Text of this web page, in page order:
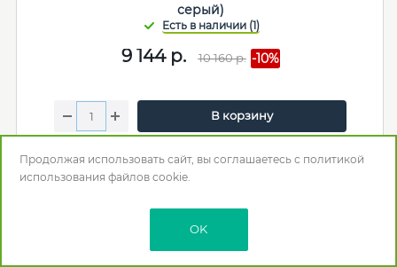
серый)
9 144р. 10 160р. -10%
В корзину
Цвет: Белый/Серый
Длина (мм): 800
Продолжая использовать сайт, вы соглашаетесь с политикой
использования файлов cookie.
OK